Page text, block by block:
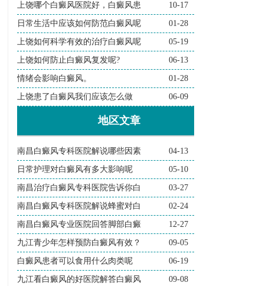
上饶哪个白癜风医院好，白癜风患 10-17
日常生活中应该如何防范白癜风呢 01-28
上饶如何科学有效的治疗白癜风呢 05-19
上饶如何防止白癜风复发呢? 06-13
情绪会影响白癜风。 01-28
上饶患了白癜风我们应该怎么做 06-09
地区文章
南昌白癜风专科医院解说哪些因素 04-13
日常护理对白癜风有多大影响呢 05-10
南昌治疗白癜风专科医院告诉你白 03-27
南昌白癜风专科医院解说蜂蜜对白 02-24
南昌白癜风专业医院回答脚部白癜 12-27
九江青少年怎样预防白癜风有效？ 09-05
白癜风患者可以食用什么肉类呢 06-19
九江看白癜风的好医院解答白癜风 09-08